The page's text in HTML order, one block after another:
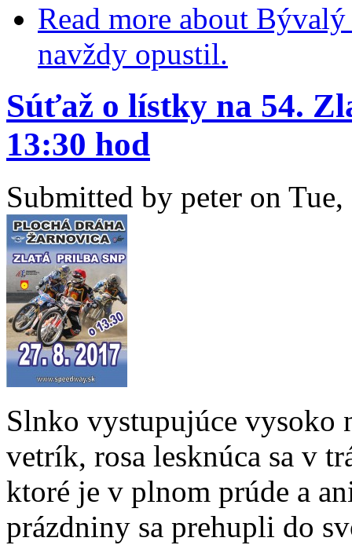
Read more about Bývalý
navždy opustil.
Súťaž o lístky na 54.
13:30 hod
Submitted by peter on
Slnko vystupujúce vysoko
vetrík, rosa lesknúca sa v
ktoré je v plnom prúde a
prázdniny sa prehupli do